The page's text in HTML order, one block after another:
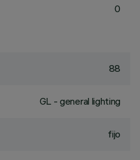
0
88
GL - general lighting
fijo